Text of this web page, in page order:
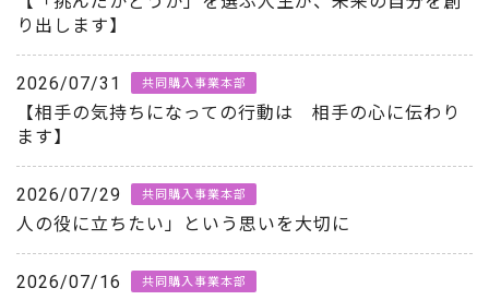
り出します】
2026/07/31 共同購入事業本部
【相手の気持ちになっての行動は 相手の心に伝わり
ます】
2026/07/29 共同購入事業本部
人の役に立ちたい」という思いを大切に
2026/07/16 共同購入事業本部